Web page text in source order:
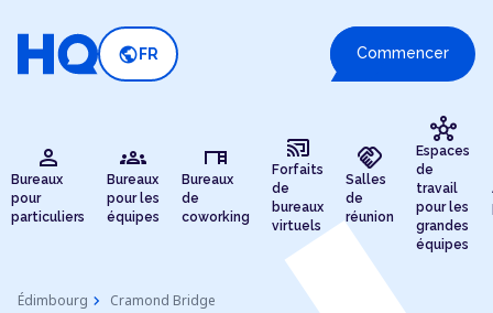
public FR Commencer
person
Bureaux
pour
particuliers
groups
Bureaux
pour les
équipes
desk
Bureaux
de
coworking
cast_connected
Forfaits
de
bureaux
virtuels
handshake
Salles
de
réunion
hub
Espaces
de
travail
pour les
grandes
équipes
Édimbourg chevron_right Cramond Bridge